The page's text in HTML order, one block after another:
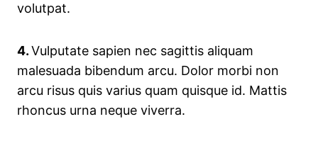
volutpat.
4.Vulputate sapien nec sagittis aliquam
malesuada bibendum arcu. Dolor morbi non
arcu risus quis varius quam quisque id. Mattis
rhoncus urna neque viverra.